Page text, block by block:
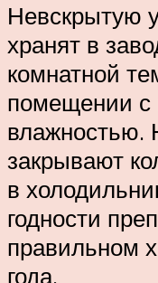
Невскрытую
хранят в
комнатной
помещении с
влажностью.
закрывают
в
годности
правильном
года.